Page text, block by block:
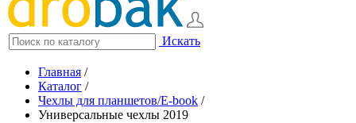
Искать
Главная /
Каталог /
Чехлы для планшетов/E-book /
Универсальные чехлы 2019